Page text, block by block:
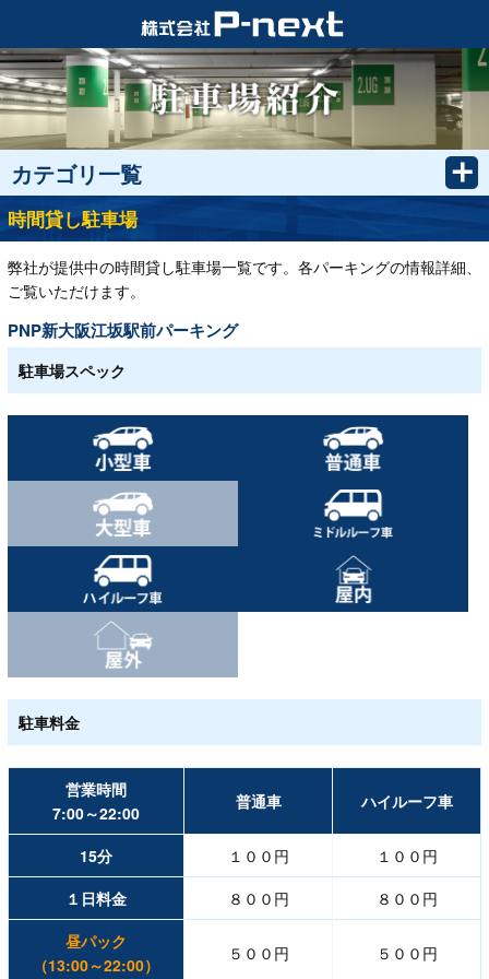
カテゴリ一覧
時間貸し駐車場
弊社が提供中の時間貸し駐車場一覧です。各パーキングの情報詳細、
ご覧いただけます。
PNP新大阪江坂駅前パーキング
駐車場スペック
駐車料金
営業時間
7:00～22:00
普通車 ハイルーフ車
15分 １００円
１００円
１日料金
８００円
８００円
昼パック
（13:00～22:00）
５００円 ５００円